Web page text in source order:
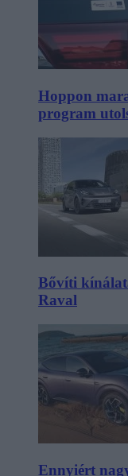
Hoppon
program
Bővíti
Raval
Ennyiért